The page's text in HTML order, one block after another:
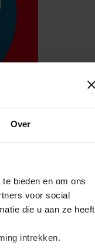
Over
bieden en om ons
voor social
die u aan ze heeft
intrekken.